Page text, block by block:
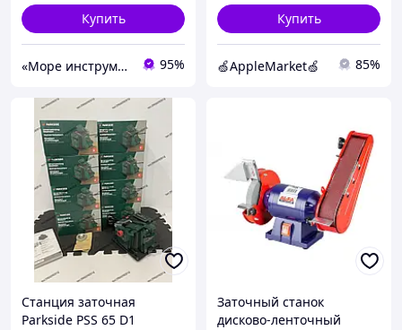
Купить
«Море инструментов» 95%
Купить
🍏AppleMarket🍏 85%
Станция заточная
Parkside PSS 65 D1
Заточный станок
дисково-ленточный